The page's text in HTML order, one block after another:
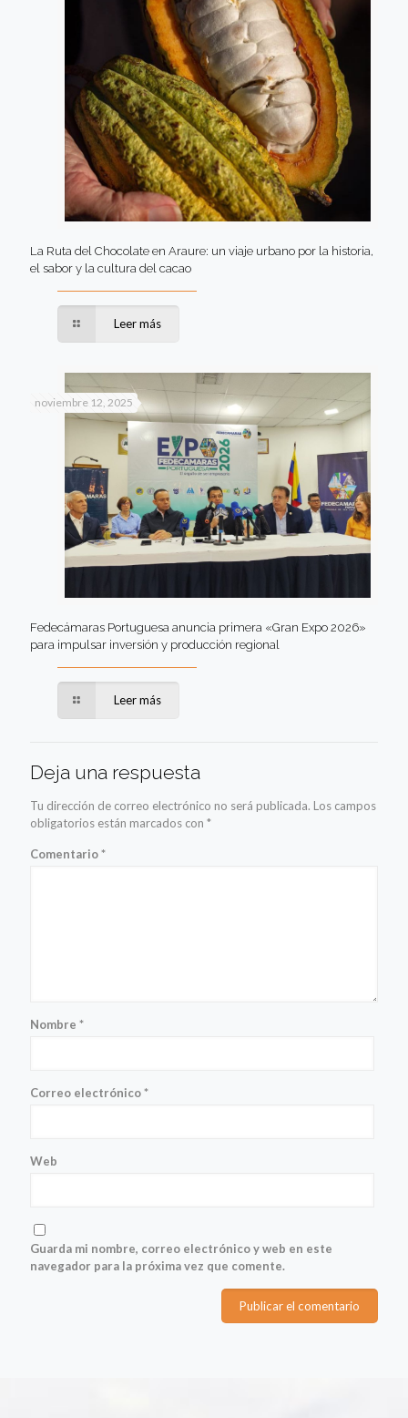
La Ruta del Chocolate en Araure: un viaje urbano por la historia,
el sabor y la cultura del cacao
Leer más
noviembre 12, 2025
Fedecámaras Portuguesa anuncia primera «Gran Expo 2026»
para impulsar inversión y producción regional
Leer más
Deja una respuesta
Tu dirección de correo electrónico no será publicada. Los campos
obligatorios están marcados con *
Comentario*
Nombre *
Correo electrónico*
Web
Guarda mi nombre, correo electrónico y web en este
navegador para la próxima vez que comente.